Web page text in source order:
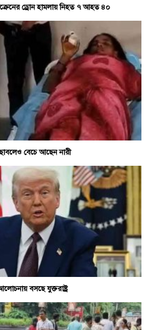
ড্রোন হামলায় নিহত ৭ আহত ৪০
বেচে আছেন নারী
বসছে যুক্তরাষ্ট্র